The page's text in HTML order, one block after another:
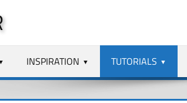
INSPIRATION TUTORIALS